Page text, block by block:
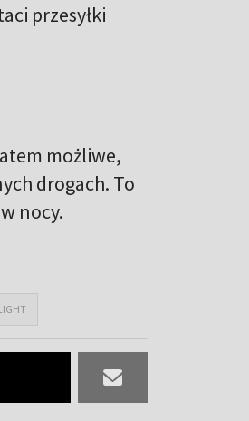
przesyłki
możliwe,
drogach. To
nocy.